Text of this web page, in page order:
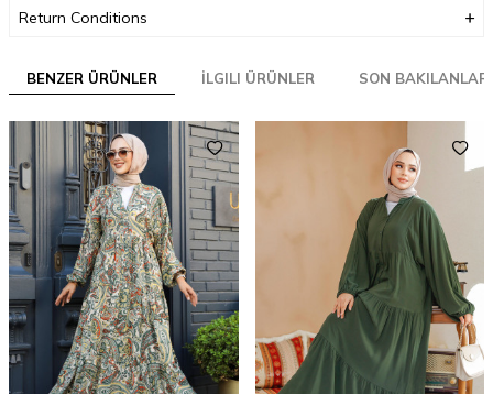
Return Conditions
BENZER ÜRÜNLER İLGILI ÜRÜNLER SON BAKILANLAR